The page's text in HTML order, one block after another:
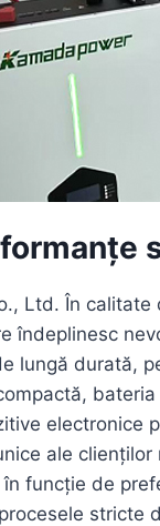
Ltd. În
îndeplinesc
lungă durată,
electronice
ale clienților
funcție de
stricte